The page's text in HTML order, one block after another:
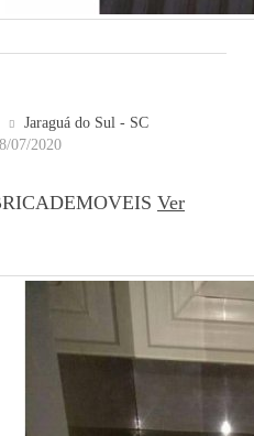
Jaraguá do Sul - SC
07/2020
Ver